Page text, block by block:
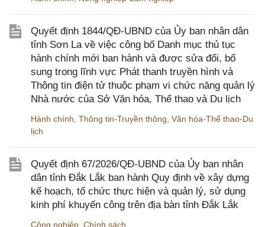
Quyết định 1844/QĐ-UBND của Ủy ban nhân dân
tỉnh Sơn La về việc công bố Danh mục thủ tục
hành chính mới ban hành và được sửa đổi, bổ
sung trong lĩnh vực Phát thanh truyền hình và
Thông tin điện tử thuộc phạm vi chức năng quản lý
Nhà nước của Sở Văn hóa, Thể thao và Du lịch
Hành chính Thông tin-Truyền thông Văn hóa-Thể thao-Du
lịch
Quyết định 67/2026/QĐ-UBND của Ủy ban nhân
dân tỉnh Đắk Lắk ban hành Quy định về xây dựng
kế hoạch, tổ chức thực hiện và quản lý, sử dụng
kinh phí khuyến công trên địa bàn tỉnh Đắk Lắk
Công nghiệp Chính sách